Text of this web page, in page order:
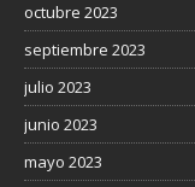
octubre 2023
septiembre 2023
julio 2023
junio 2023
mayo 2023